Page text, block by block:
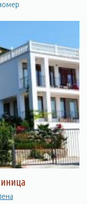
Елена